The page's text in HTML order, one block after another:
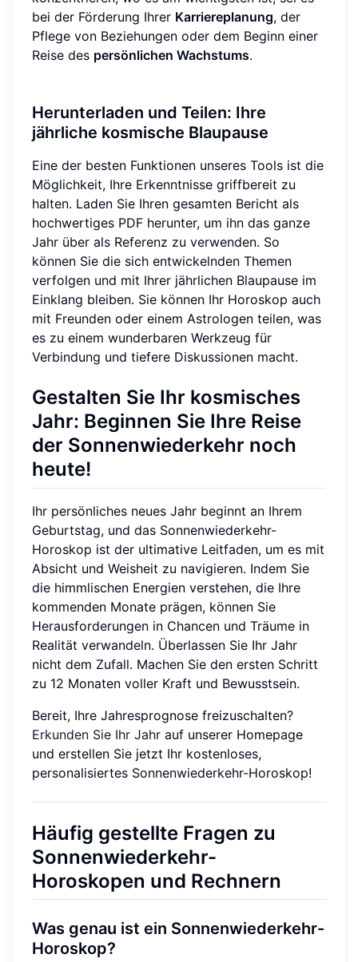
bei der Förderung Ihrer Karriereplanung, der
Pflege von Beziehungen oder dem Beginn einer
Reise des persönlichen Wachstums.
Herunterladen und Teilen: Ihre
jährliche kosmische Blaupause
Eine der besten Funktionen unseres Tools ist die
Möglichkeit, Ihre Erkenntnisse griffbereit zu
halten. Laden Sie Ihren gesamten Bericht als
hochwertiges PDF herunter, um ihn das ganze
Jahr über als Referenz zu verwenden. So
können Sie die sich entwickelnden Themen
verfolgen und mit Ihrer jährlichen Blaupause im
Einklang bleiben. Sie können Ihr Horoskop auch
mit Freunden oder einem Astrologen teilen, was
es zu einem wunderbaren Werkzeug für
Verbindung und tiefere Diskussionen macht.
Gestalten Sie Ihr kosmisches
Jahr: Beginnen Sie Ihre Reise
der Sonnenwiederkehr noch
heute!
Ihr persönliches neues Jahr beginnt an Ihrem
Geburtstag, und das Sonnenwiederkehr-
Horoskop ist der ultimative Leitfaden, um es mit
Absicht und Weisheit zu navigieren. Indem Sie
die himmlischen Energien verstehen, die Ihre
kommenden Monate prägen, können Sie
Herausforderungen in Chancen und Träume in
Realität verwandeln. Überlassen Sie Ihr Jahr
nicht dem Zufall. Machen Sie den ersten Schritt
zu 12 Monaten voller Kraft und Bewusstsein.
Bereit, Ihre Jahresprognose freizuschalten?
Erkunden Sie Ihr Jahr auf unserer Homepage
und erstellen Sie jetzt Ihr kostenloses,
personalisiertes Sonnenwiederkehr-Horoskop!
Häufig gestellte Fragen zu
Sonnenwiederkehr-
Horoskopen und Rechnern
Was genau ist ein Sonnenwiederkehr-
Horoskop?